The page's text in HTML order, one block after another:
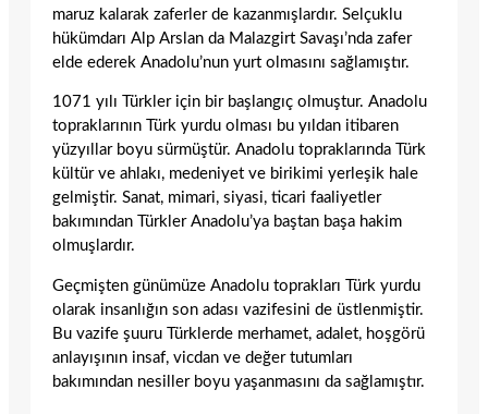
maruz kalarak zaferler de kazanmışlardır. Selçuklu
hükümdarı Alp Arslan da Malazgirt Savaşı’nda zafer
elde ederek Anadolu’nun yurt olmasını sağlamıştır.
1071 yılı Türkler için bir başlangıç olmuştur. Anadolu
topraklarının Türk yurdu olması bu yıldan itibaren
yüzyıllar boyu sürmüştür. Anadolu topraklarında Türk
kültür ve ahlakı, medeniyet ve birikimi yerleşik hale
gelmiştir. Sanat, mimari, siyasi, ticari faaliyetler
bakımından Türkler Anadolu’ya baştan başa hakim
olmuşlardır.
Geçmişten günümüze Anadolu toprakları Türk yurdu
olarak insanlığın son adası vazifesini de üstlenmiştir.
Bu vazife şuuru Türklerde merhamet, adalet, hoşgörü
anlayışının insaf, vicdan ve değer tutumları
bakımından nesiller boyu yaşanmasını da sağlamıştır.